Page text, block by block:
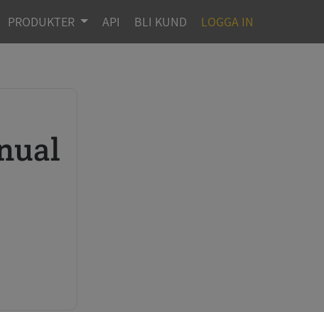
PRODUKTER API BLI KUND LOGGA IN